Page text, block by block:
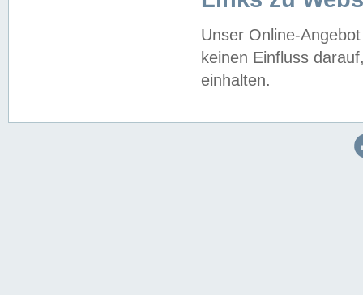
Unser Online-
keinen Einfluss
einhalten.